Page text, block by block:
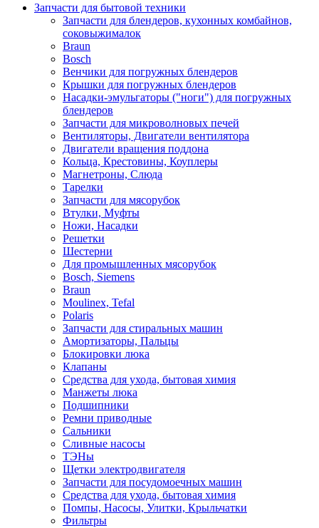
Запчасти для бытовой техники
Запчасти для блендеров, кухонных комбайнов,
соковыжималок
Braun
Bosch
Венчики для погружных блендеров
Крышки для погружных блендеров
Насадки-эмульгаторы ("ноги") для погружных
блендеров
Запчасти для микроволновых печей
Вентиляторы, Двигатели вентилятора
Двигатели вращения поддона
Кольца, Крестовины, Коуплеры
Магнетроны, Слюда
Тарелки
Запчасти для мясорубок
Втулки, Муфты
Ножи, Насадки
Решетки
Шестерни
Для промышленных мясорубок
Bosch, Siemens
Braun
Moulinex, Tefal
Polaris
Запчасти для стиральных машин
Амортизаторы, Пальцы
Блокировки люка
Клапаны
Средства для ухода, бытовая химия
Манжеты люка
Подшипники
Ремни приводные
Сальники
Сливные насосы
ТЭНы
Щетки электродвигателя
Запчасти для посудомоечных машин
Средства для ухода, бытовая химия
Помпы, Насосы, Улитки, Крыльчатки
Фильтры